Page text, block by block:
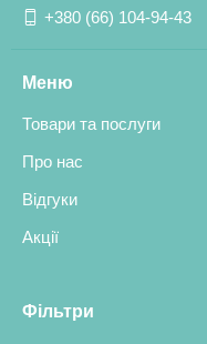
+380 (66) 104-94-43
Товари та послуги
Про нас
Відгуки
Акції
Фільтри